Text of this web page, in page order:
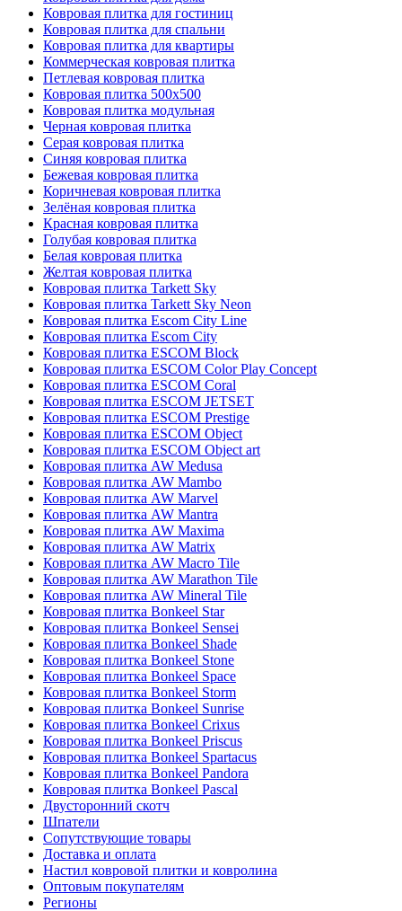
Ковровая плитка для гостиниц
Ковровая плитка для спальни
Ковровая плитка для квартиры
Коммерческая ковровая плитка
Петлевая ковровая плитка
Ковровая плитка 500х500
Ковровая плитка модульная
Черная ковровая плитка
Серая ковровая плитка
Синяя ковровая плитка
Бежевая ковровая плитка
Коричневая ковровая плитка
Зелёная ковровая плитка
Красная ковровая плитка
Голубая ковровая плитка
Белая ковровая плитка
Желтая ковровая плитка
Ковровая плитка Tarkett Sky
Ковровая плитка Tarkett Sky Neon
Ковровая плитка Escom City Line
Ковровая плитка Escom City
Ковровая плитка ESCOM Block
Ковровая плитка ESCOM Color Play Concept
Ковровая плитка ESCOM Coral
Ковровая плитка ESCOM JETSET
Ковровая плитка ESCOM Prestige
Ковровая плитка ESCOM Object
Ковровая плитка ESCOM Object art
Ковровая плитка AW Medusa
Ковровая плитка AW Mambo
Ковровая плитка AW Marvel
Ковровая плитка AW Mantra
Ковровая плитка AW Maxima
Ковровая плитка AW Matrix
Ковровая плитка AW Macro Tile
Ковровая плитка AW Marathon Tile
Ковровая плитка AW Mineral Tile
Ковровая плитка Bonkeel Star
Ковровая плитка Bonkeel Sensei
Ковровая плитка Bonkeel Shade
Ковровая плитка Bonkeel Stone
Ковровая плитка Bonkeel Space
Ковровая плитка Bonkeel Storm
Ковровая плитка Bonkeel Sunrise
Ковровая плитка Bonkeel Crixus
Ковровая плитка Bonkeel Priscus
Ковровая плитка Bonkeel Spartacus
Ковровая плитка Bonkeel Pandora
Ковровая плитка Bonkeel Pascal
Двусторонний скотч
Шпатели
Сопутствующие товары
Доставка и оплата
Настил ковровой плитки и ковролина
Оптовым покупателям
Регионы